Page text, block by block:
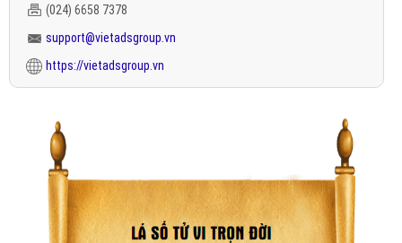
(024) 6658 7378
support@vietadsgroup.vn
https://vietadsgroup.vn